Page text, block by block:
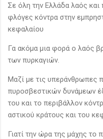
Σε όλη την Ελλάδα λαός και
φλόγες κόντρα στην
κεφαλαίου
Γα ακόμα μια φορά ο λαός
των πυρκαγιών.
Μαζί με τις υπεράνθρωπες
πυροσβεστικών δυνάμεων
του και το περιβάλλον
αστικού κράτους και του
Γιατί την ώρα της μάχης